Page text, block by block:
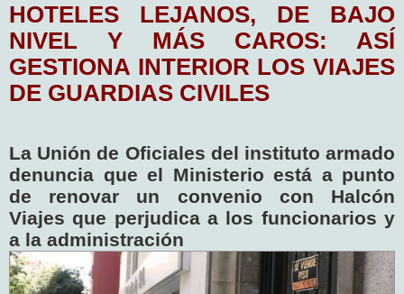
n
s
a
j
HOTELES LEJANOS, DE BAJO
NIVEL Y MÁS CAROS: ASÍ
GESTIONA INTERIOR LOS VIAJES
DE GUARDIAS CIVILES
La Unión de Oficiales del instituto armado
denuncia que el Ministerio está a punto
de renovar un convenio con Halcón
Viajes que perjudica a los funcionarios y
a la administración